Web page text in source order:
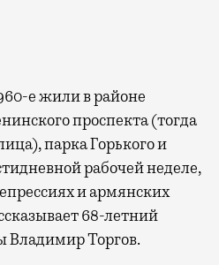
проспекта (тогда
парка Горького и
рабочей неделе,
и армянских
68-летний
Владимир Торгов.